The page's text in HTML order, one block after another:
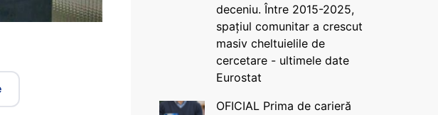
deceniu. Între 2015-2025,
spațiul comunitar a crescut
masiv cheltuielile de
cercetare - ultimele date
Eurostat
OFICIAL Prima de carieră